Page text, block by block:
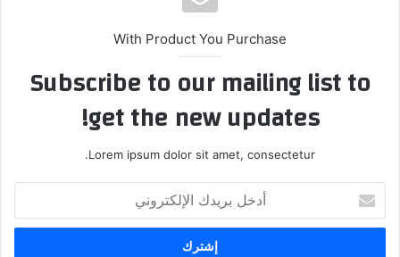
With Product You Purchase
Subscribe to our mailing list to
get the new updates!
Lorem ipsum dolor sit amet, consectetur.
خ